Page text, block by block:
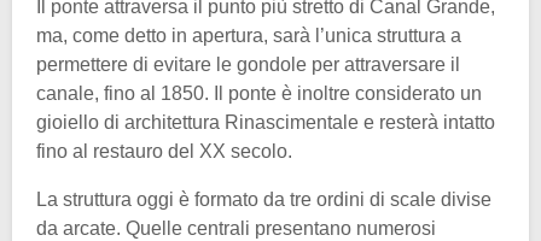
Il ponte attraversa il punto più stretto di Canal Grande,
ma, come detto in apertura, sarà l’unica struttura a
permettere di evitare le gondole per attraversare il
canale, fino al 1850. Il ponte è inoltre considerato un
gioiello di architettura Rinascimentale e resterà intatto
fino al restauro del XX secolo.
La struttura oggi è formato da tre ordini di scale divise
da arcate. Quelle centrali presentano numerosi